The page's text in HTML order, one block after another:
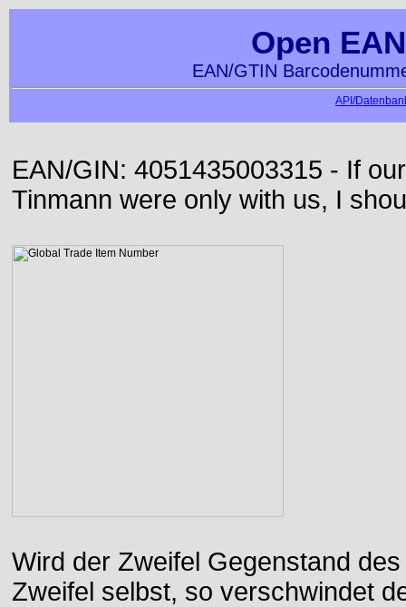
Open
EAN/GTIN
API/
EAN/GIN: 4051435003315 - If
Tinmann were only with us, I
Wird der Zweifel Gegenstand
Zweifel selbst, so verschwindet